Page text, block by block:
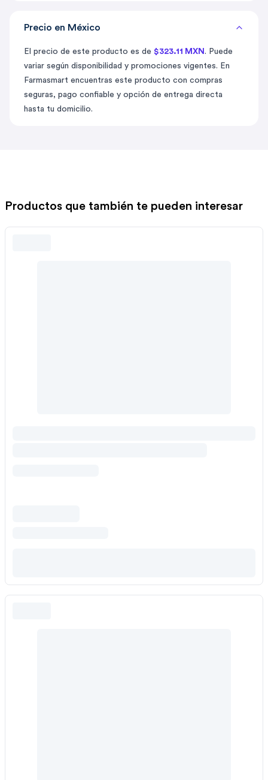
Precio en México
El precio de este producto es de $323.11 MXN . Puede
variar según disponibilidad y promociones vigentes. En
Farmasmart encuentras este producto con compras
seguras, pago confiable y opción de entrega directa
hasta tu domicilio.
Productos que también te pueden interesar